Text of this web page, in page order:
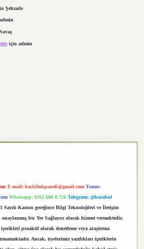
Şehzade
admin
Savaş
için admin
E-mail: backlinkpaneli@gmail.com Teams:
Whatsapp: 0262 606 0 726 Telegram: @karabul
Sayılı Kanun gereğince Bilgi Teknolojileri ve İletişim
bir Yer Sağlayıcı olarak hizmet vermektedir.
proaktif olarak denetleme veya araştırma
Ancak, üyelerimiz yazdıkları içeriklerin